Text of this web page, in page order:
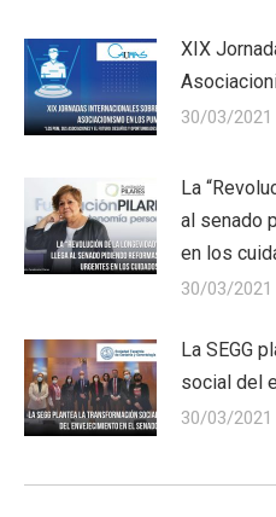
XIX
30/03/2021
La
al senado
en los
30/03/2021
La SEGG
social del
30/03/2021